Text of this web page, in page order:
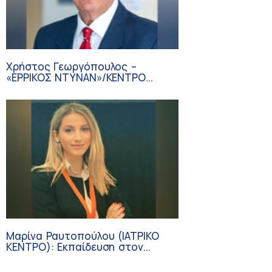
Χρήστος Γεωργόπουλος –
«ΕΡΡΙΚΟΣ ΝΤΥΝΑΝ»/ΚΕΝΤΡΟ
Μαρίνα Ραυτοπούλου (ΙΑΤΡΙΚΟ
ΚΕΝΤΡΟ): Εκπαίδευση στον